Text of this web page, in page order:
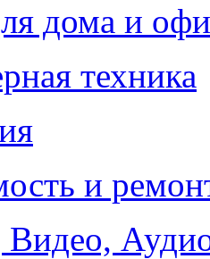
дома и
техника
и